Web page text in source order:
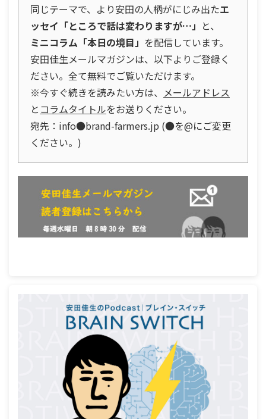
同じテーマで、より安田の人柄がにじみ出たエ
ッセイ「ところで話は変わりますが…」 と、
ミニコラム「本日の境目」 を配信しています。
安田佳生メールマガジンは、以下よりご登録く
ださい。全て無料でご覧いただけます。
※今すぐ続きを読みたい方は、 メールアドレス
と コラムタイトルをお送りください。
宛先：info●brand-farmers.jp (●を@にご変更
ください。)